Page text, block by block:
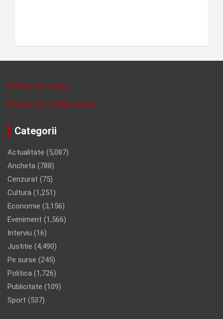
Politica de cookies
Politica de confidentalitate
Categorii
Actualitate (5,087)
Ancheta (788)
Cenzurat (75)
Cultura (1,251)
Economie (3,156)
Eveniment (1,566)
Interviu (16)
Justitie (4,490)
Pe surse (245)
Politica (1,726)
Publicitate (109)
Sport (537)